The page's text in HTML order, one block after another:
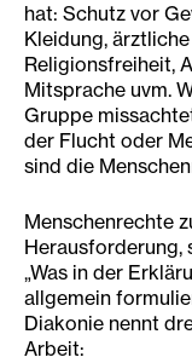
hat: Schutz vor
Kleidung,
Religionsfreiheit,
Mitsprache uvm.
Gruppe
der Flucht oder
sind die
Menschenrechte
Herausforderung,
„Was in der
allgemein
Diakonie nennt
Arbeit: